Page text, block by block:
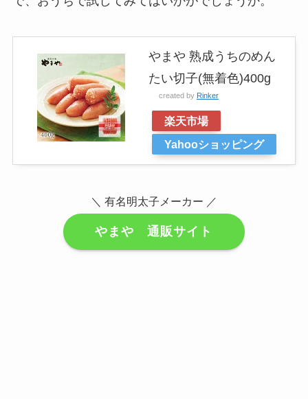
やまや 熟成うちのめん
たい切子(無着色)400g
created by Rinker
楽天市場
Yahooショッピング
＼ 有名明太子メーカー ／
やまや 通販サイト